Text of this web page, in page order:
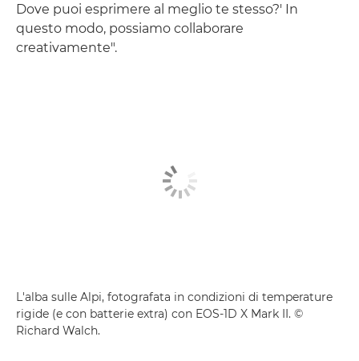
Dove puoi esprimere al meglio te stesso?' In
questo modo, possiamo collaborare
creativamente".
L'alba sulle Alpi, fotografata in condizioni di temperature
rigide (e con batterie extra) con EOS-1D X Mark II. ©
Richard Walch.